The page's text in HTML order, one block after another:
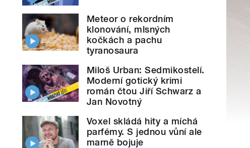
Meteor o rekordním
klonování, mlsných
kočkách a pachu
tyranosaura
Miloš Urban: Sedmikostelí.
Moderní gotický krimi
román čtou Jiří Schwarz a
Jan Novotný
Voxel skládá hity a míchá
parfémy. S jednou vůní ale
marně bojuje